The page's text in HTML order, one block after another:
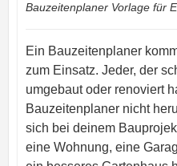
Bauzeitenplaner Vorlage für
Ein Bauzeitenplaner
zum Einsatz. Jeder, der
umgebaut oder renoviert
Bauzeitenplaner nicht
sich bei deinem
eine Wohnung, eine